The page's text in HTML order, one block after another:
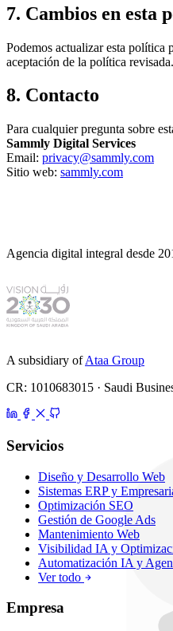
7. Cambios en esta
Podemos actualizar esta
aceptación de la política revisada.
8. Contacto
Para cualquier pregunta sobre
Sammly Digital Services
Email: privacy@sammly.com
Sitio web: sammly.com
Agencia digital integral desde
A subsidiary ofAtaa Group
CR: 1010683015 · Saudi
Servicios
Diseño y Desarrollo Web
Sistemas ERP y
Optimización SEO
Gestión de Google Ads
Mantenimiento Web
Visibilidad IA y
Automatización IA y
Ver todo
Empresa